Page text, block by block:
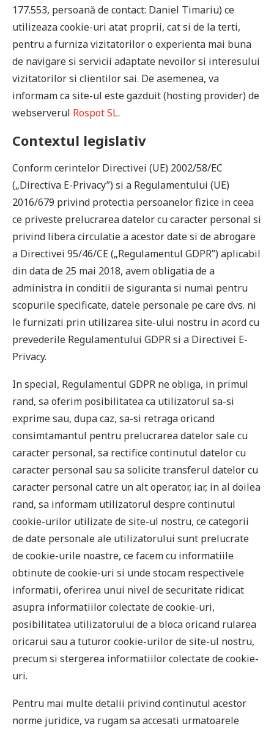
177.553, persoană de contact: Daniel Timariu) ce
utilizeaza cookie-uri atat proprii, cat si de la terti,
pentru a furniza vizitatorilor o experienta mai buna
de navigare si servicii adaptate nevoilor si interesului
vizitatorilor si clientilor sai. De asemenea, va
informam ca site-ul este gazduit (hosting provider) de
webserverul Rospot SL.
Contextul legislativ
Conform cerintelor Directivei (UE) 2002/58/EC
(„Directiva E-Privacy”) si a Regulamentului (UE)
2016/679 privind protectia persoanelor fizice in ceea
ce priveste prelucrarea datelor cu caracter personal si
privind libera circulatie a acestor date si de abrogare
a Directivei 95/46/CE („Regulamentul GDPR”) aplicabil
din data de 25 mai 2018, avem obligatia de a
administra in conditii de siguranta si numai pentru
scopurile specificate, datele personale pe care dvs. ni
le furnizati prin utilizarea site-ului nostru in acord cu
prevederile Regulamentului GDPR si a Directivei E-
Privacy.
In special, Regulamentul GDPR ne obliga, in primul
rand, sa oferim posibilitatea ca utilizatorul sa-si
exprime sau, dupa caz, sa-si retraga oricand
consimtamantul pentru prelucrarea datelor sale cu
caracter personal, sa rectifice continutul datelor cu
caracter personal sau sa solicite transferul datelor cu
caracter personal catre un alt operator, iar, in al doilea
rand, sa informam utilizatorul despre continutul
cookie-urilor utilizate de site-ul nostru, ce categorii
de date personale ale utilizatorului sunt prelucrate
de cookie-urile noastre, ce facem cu informatiile
obtinute de cookie-uri si unde stocam respectivele
informatii, oferirea unui nivel de securitate ridicat
asupra informatiilor colectate de cookie-uri,
posibilitatea utilizatorului de a bloca oricand rularea
oricarui sau a tuturor cookie-urilor de site-ul nostru,
precum si stergerea informatiilor colectate de cookie-
uri.
Pentru mai multe detalii privind continutul acestor
norme juridice, va rugam sa accesati urmatoarele